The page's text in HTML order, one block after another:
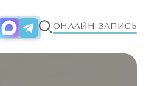
ОНЛАЙН-ЗАПИСЬ